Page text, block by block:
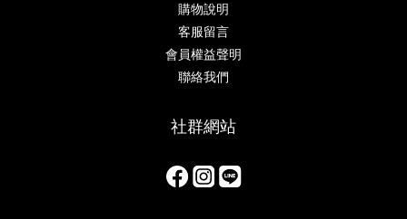
購物說明
客服留言
會員權益聲明
聯絡我們
社群網站